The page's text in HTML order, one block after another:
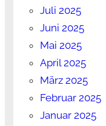
Juli 2025
Juni 2025
Mai 2025
April 2025
März 2025
Februar 2025
Januar 2025